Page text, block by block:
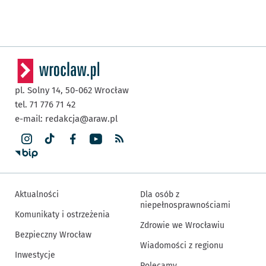
pl. Solny 14, 50-062 Wrocław
tel. 71 776 71 42
e-mail: redakcja@araw.pl
Aktualności
Komunikaty i ostrzeżenia
Bezpieczny Wrocław
Inwestycje
Dla osób z
niepełnosprawnościami
Zdrowie we Wrocławiu
Wiadomości z regionu